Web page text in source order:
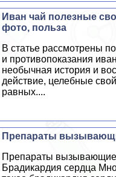
Иван чай полезные
фото, польза
В статье рассмотрены
и противопоказания
необычная история и
действие, целебные
равных....
Препараты
Препараты
Брадикардия сердца